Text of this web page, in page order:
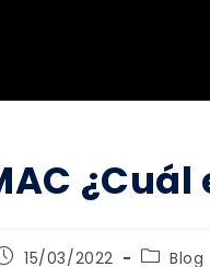
15/03/2022 Blog